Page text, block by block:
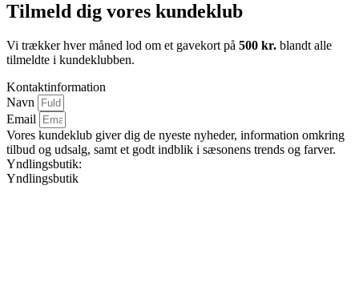
Tilmeld dig vores kundeklub
Vi trækker hver måned lod om et gavekort på 500 kr. blandt alle
tilmeldte i kundeklubben.
Kontaktinformation
Navn
Email
Vores kundeklub giver dig de nyeste nyheder, information omkring
tilbud og udsalg, samt et godt indblik i sæsonens trends og farver.
Yndlingsbutik:
Yndlingsbutik